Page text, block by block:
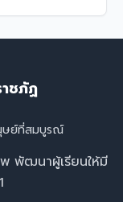
ชภัฏ
ษย์ที่สมบูรณ์
พัฒนาผู้เรียนให้มี